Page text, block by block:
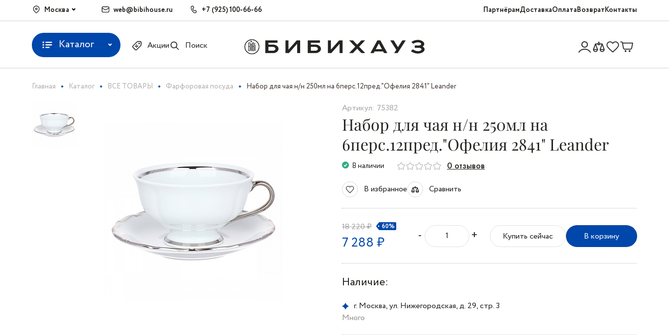
Москва web@bibihouse.ru +7 (925) 100-66-66 ПартнёрамДоставкаОплатаВозвратКонтакты
Каталог Акции Поиск
Главная Каталог ВСЕ ТОВАРЫ Фарфоровая посуда Набор для чая н/н 250мл на 6перс.12пред."Офелия 2841" Leander
Артикул: 75382
Набор для чая н/н 250мл на
6перс.12пред."Офелия 2841" Leander
В наличии 0 отзывов
В избранное Сравнить
18 220 ₽ 60%
7 288 ₽ - + Купить сейчас В корзину
Наличие:
г. Москва, ул. Нижегородская, д. 29, стр. 3
Много